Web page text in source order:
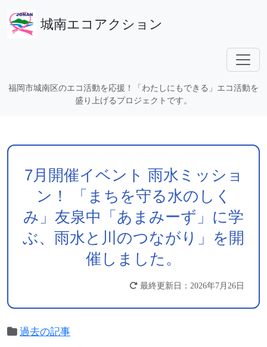
城南エコアクション
福岡市城南区のエコ活動を応援！「わたしにもできる」エコ活動を
盛り上げるプロジェクトです。
7月開催イベント 雨水ミッショ
ン！ 「まちを守る水のしく
み」友泉中「あまみーず」に学
ぶ、雨水と川のつながり」を開
催しました。
最終更新日：2026年7月26日
過去の記事